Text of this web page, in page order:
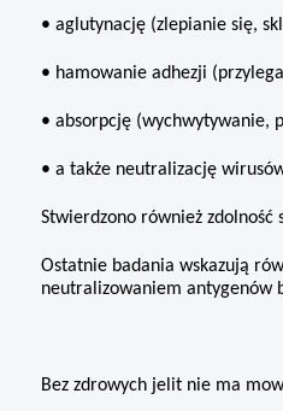
• aglutynację (zlepianie się,
• hamowanie adhezji
• absorpcję (wychwytywanie,
• a także neutralizację
Stwierdzono również
Ostatnie badania wskazują
neutralizowaniem anty­genów
Bez zdrowych jelit nie ma